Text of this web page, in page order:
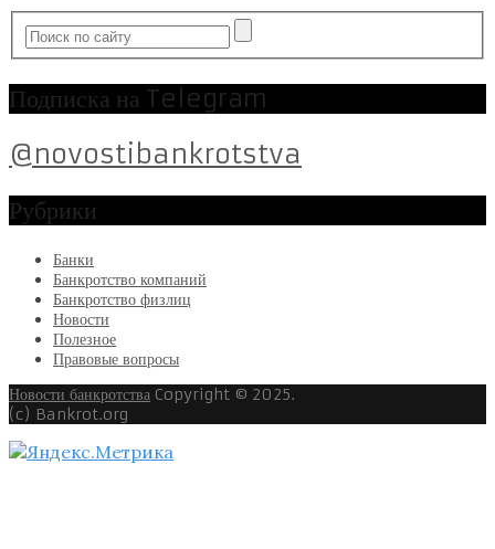
Подписка на Telegram
@novostibankrotstva
Рубрики
Банки
Банкротство компаний
Банкротство физлиц
Новости
Полезное
Правовые вопросы
Новости банкротства Copyright © 2025.
(c) Bankrot.org